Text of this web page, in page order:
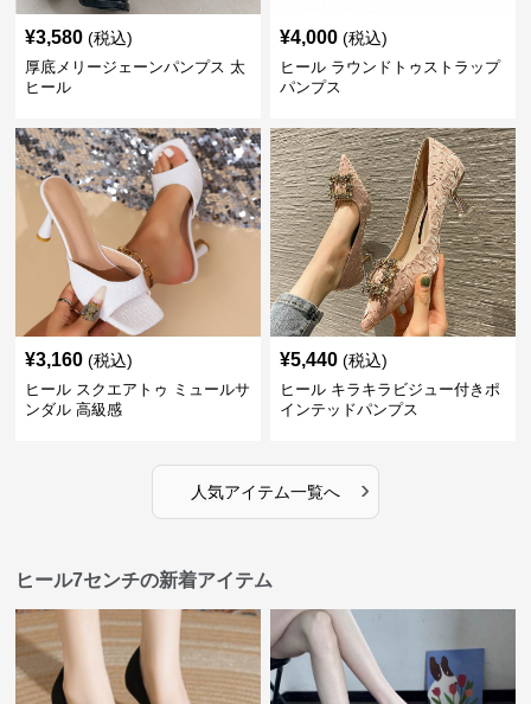
¥3,580 (税込)
厚底メリージェーンパンプス 太
ヒール
¥4,000 (税込)
ヒール ラウンドトゥストラップ
パンプス
¥3,160 (税込)
ヒール スクエアトゥ ミュールサ
ンダル 高級感
¥5,440 (税込)
ヒール キラキラビジュー付きポ
インテッドパンプス
人気アイテム一覧へ ›
ヒール7センチの新着アイテム